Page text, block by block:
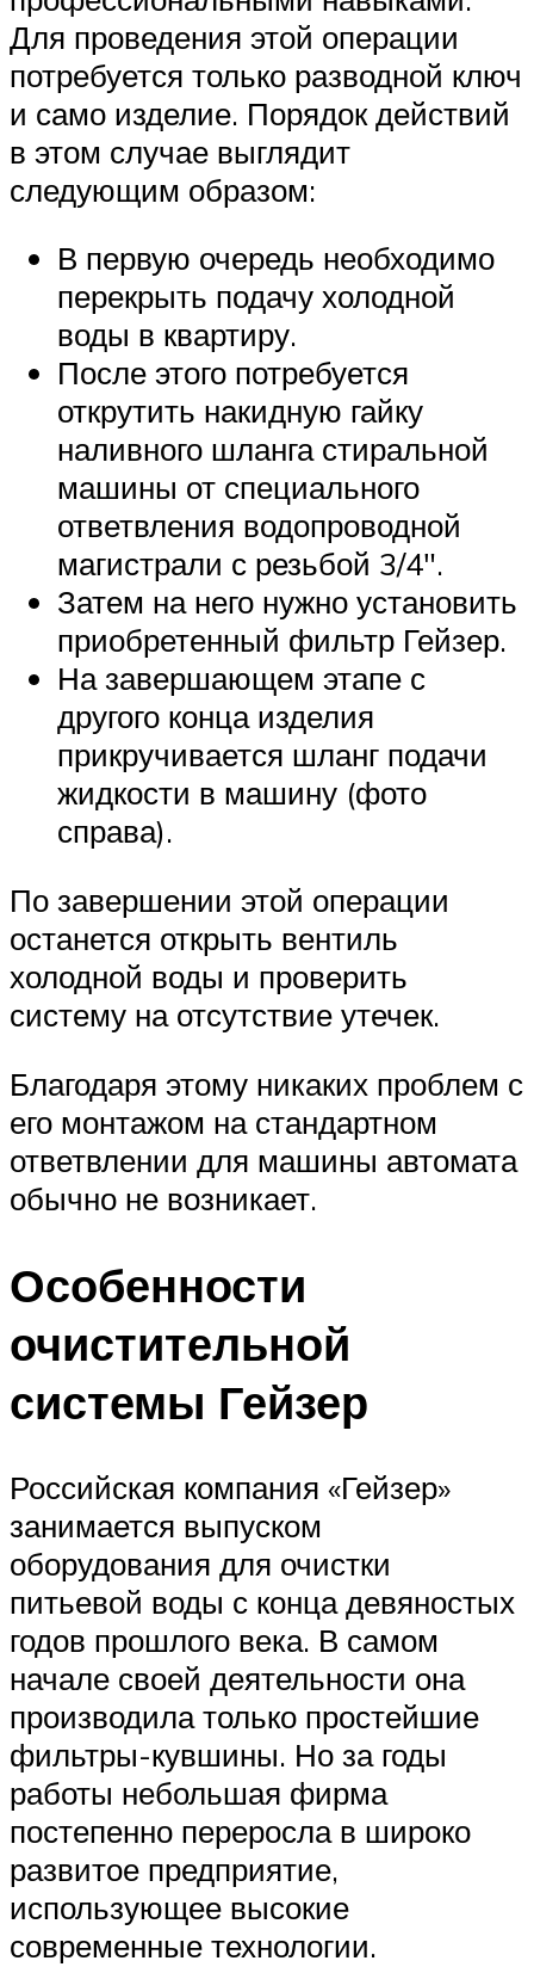
Для проведения этой операции
потребуется только разводной ключ
и само изделие. Порядок действий
в этом случае выглядит
следующим образом:
В первую очередь необходимо
перекрыть подачу холодной
воды в квартиру.
После этого потребуется
открутить накидную гайку
наливного шланга стиральной
машины от специального
ответвления водопроводной
магистрали с резьбой 3/4″.
Затем на него нужно установить
приобретенный фильтр Гейзер.
На завершающем этапе с
другого конца изделия
прикручивается шланг подачи
жидкости в машину (фото
справа).
По завершении этой операции
останется открыть вентиль
холодной воды и проверить
систему на отсутствие утечек.
Благодаря этому никаких проблем с
его монтажом на стандартном
ответвлении для машины автомата
обычно не возникает.
Особенности
очистительной
системы Гейзер
Российская компания «Гейзер»
занимается выпуском
оборудования для очистки
питьевой воды с конца девяностых
годов прошлого века. В самом
начале своей деятельности она
производила только простейшие
фильтры-кувшины. Но за годы
работы небольшая фирма
постепенно переросла в широко
развитое предприятие,
использующее высокие
современные технологии.